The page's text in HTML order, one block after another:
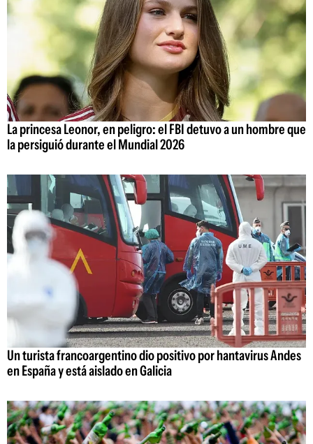
La princesa Leonor, en peligro: el FBI detuvo a un hombre que
la persiguió durante el Mundial 2026
Un turista francoargentino dio positivo por hantavirus Andes
en España y está aislado en Galicia